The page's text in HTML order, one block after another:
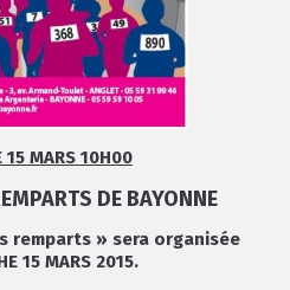
15 MARS 10H00
DE BAYONNE
remparts » sera organisée
15 MARS 2015.